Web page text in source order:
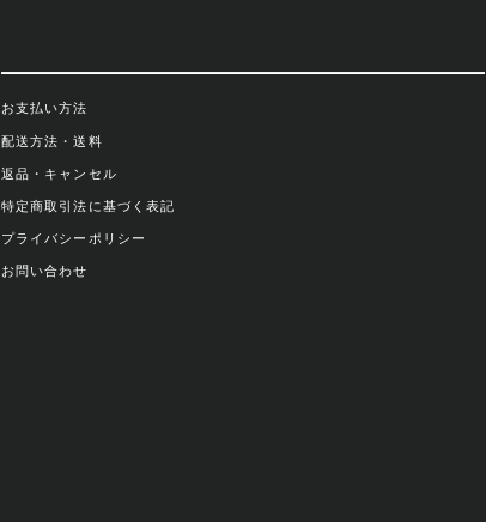
お支払い方法
配送方法・送料
返品・キャンセル
特定商取引法に基づく表記
プライバシーポリシー
お問い合わせ